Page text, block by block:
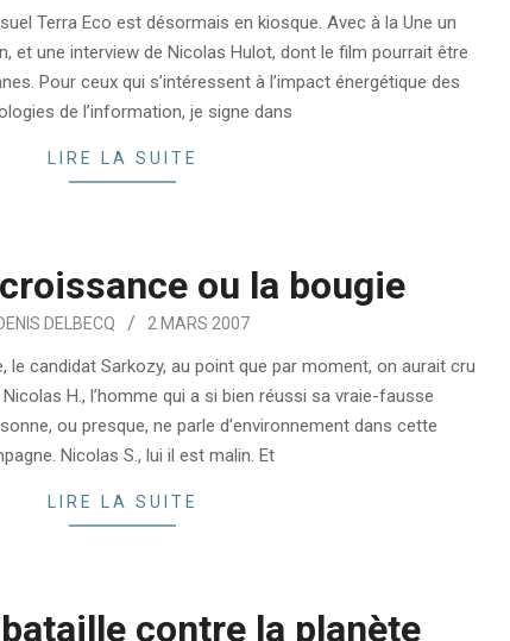
Terra Eco est désormais en kiosque. Avec à la Une un
et une interview de Nicolas Hulot, dont le film pourrait être
Pour ceux qui s’intéressent à l’impact énergétique des
de l’information, je signe dans
LIRE LA SUITE
ou la bougie
DELBECQ 2 MARS 2007
le candidat Sarkozy, au point que par moment, on aurait cru
H., l’homme qui a si bien réussi sa vraie-fausse
ou presque, ne parle d’environnement dans cette
Nicolas S., lui il est malin. Et
LIRE LA SUITE
contre la planète